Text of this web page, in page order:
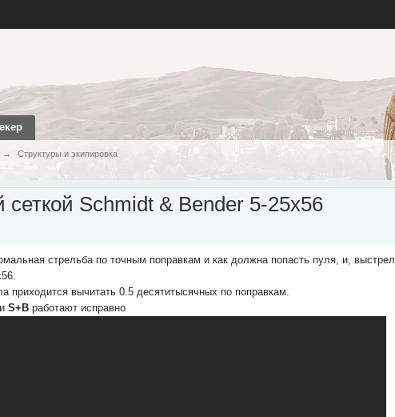
→ Структуры и экипировка
Schmidt & Bender 5-25x56
стрельба по точным поправкам и как должна попасть пуля, и, выстрел
приходится вычитать 0.5 десятитысячных по поправкам.
S+B работают исправно